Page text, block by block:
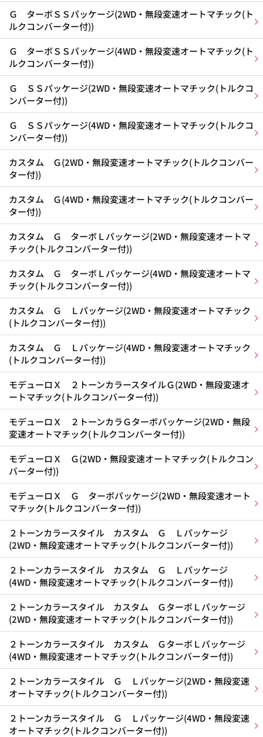
Ｇ ターボＳＳパッケージ(2WD・無段変速オートマチック(ト
ルクコンバーター付))
Ｇ ターボＳＳパッケージ(4WD・無段変速オートマチック(ト
ルクコンバーター付))
Ｇ ＳＳパッケージ(2WD・無段変速オートマチック(トルクコ
ンバーター付))
Ｇ ＳＳパッケージ(4WD・無段変速オートマチック(トルクコ
ンバーター付))
カスタム Ｇ(2WD・無段変速オートマチック(トルクコンバー
ター付))
カスタム Ｇ(4WD・無段変速オートマチック(トルクコンバー
ター付))
カスタム Ｇ ターボＬパッケージ(2WD・無段変速オートマ
チック(トルクコンバーター付))
カスタム Ｇ ターボＬパッケージ(4WD・無段変速オートマ
チック(トルクコンバーター付))
カスタム Ｇ Ｌパッケージ(2WD・無段変速オートマチック
(トルクコンバーター付))
カスタム Ｇ Ｌパッケージ(4WD・無段変速オートマチック
(トルクコンバーター付))
モデューロＸ ２トーンカラースタイルＧ(2WD・無段変速オ
ートマチック(トルクコンバーター付))
モデューロＸ ２トーンカラＧターボパッケージ(2WD・無段
変速オートマチック(トルクコンバーター付))
モデューロＸ Ｇ(2WD・無段変速オートマチック(トルクコン
バーター付))
モデューロＸ Ｇ ターボパッケージ(2WD・無段変速オート
マチック(トルクコンバーター付))
２トーンカラースタイル カスタム Ｇ Ｌパッケージ
(2WD・無段変速オートマチック(トルクコンバーター付))
２トーンカラースタイル カスタム Ｇ Ｌパッケージ
(4WD・無段変速オートマチック(トルクコンバーター付))
２トーンカラースタイル カスタム ＧターボＬパッケージ
(2WD・無段変速オートマチック(トルクコンバーター付))
２トーンカラースタイル カスタム ＧターボＬパッケージ
(4WD・無段変速オートマチック(トルクコンバーター付))
２トーンカラースタイル Ｇ Ｌパッケージ(2WD・無段変速
オートマチック(トルクコンバーター付))
２トーンカラースタイル Ｇ Ｌパッケージ(4WD・無段変速
オートマチック(トルクコンバーター付))